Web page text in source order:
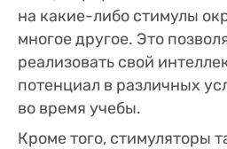
на какие-либо стимулы
многое другое. Это
реализовать свой
потенциал в различных
во время учебы.
Кроме того, стимуляторы